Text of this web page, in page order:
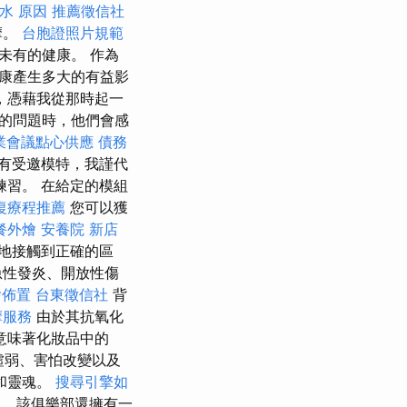
原因 推薦徵信社
台胞證照片規範
有的健康。 作為
產生多大的有益影
藉我從那時起一
問題時，他們會感
會議點心供應 債務
受邀模特，我謹代
。 在給定的模組
療程推薦 您可以獲
外燴 安養院 新店
接觸到正確的區
發炎、開放性傷
置 台東徵信社 背
務 由於其抗氧化
味著化妝品中的
、害怕改變以及
魂。 搜尋引擎如
該俱樂部還擁有一